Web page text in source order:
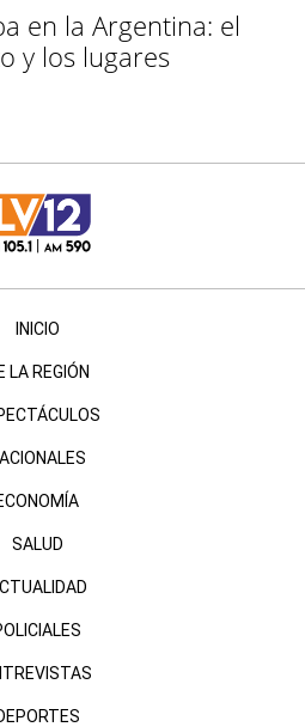
en la Argentina: el
y los lugares
INICIO
LA REGIÓN
SALUD